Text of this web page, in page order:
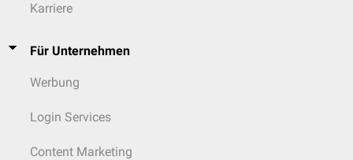
Karriere
Für Unternehmen
Werbung
Login Services
Content Marketing